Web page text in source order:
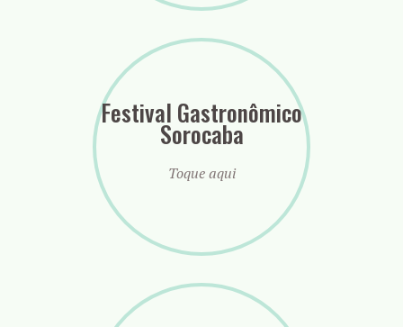
Festival Gastronômico
Sorocaba
Toque aqui